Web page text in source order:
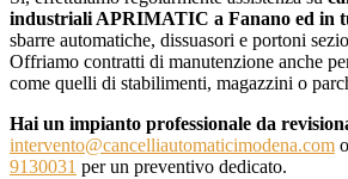
industriali APRIMATIC a Fanano ed in
sbarre automatiche, dissuasori e portoni
Offriamo contratti di manutenzione anche
come quelli di stabilimenti, magazzini o
Hai un impianto professionale da
intervento@cancelliautomaticimodena.com
9130031 per un preventivo dedicato.